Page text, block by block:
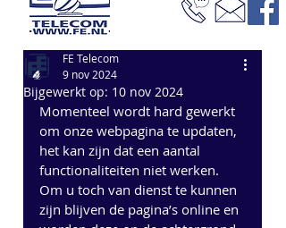
FE Telecom
9 nov 2024
Bijgewerkt op: 10 nov 2024
Momenteel wordt hard gewerkt
om onze webpagina te updaten,
het kan zijn dat een aantal
functionaliteiten niet werken.
Om u toch van dienst te kunnen
zijn blijven de pagina’s online en